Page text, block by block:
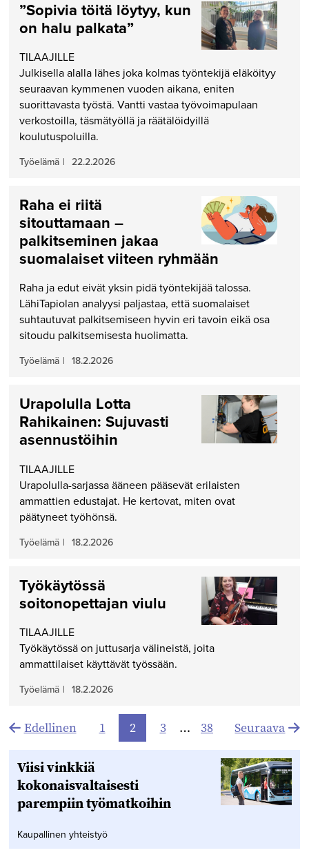
”Sopivia töitä löytyy, kun
on halu palkata”
TILAAJILLE
Julkisella alalla lähes joka kolmas työntekijä eläköityy
seuraavan kymmenen vuoden aikana, eniten
suorittavasta työstä. Vantti vastaa työvoimapulaan
verkostoilla, täsmätyöllä ja räätälöidyillä
koulutuspoluilla.
Työelämä | 22.2.2026
Raha ei riitä
sitouttamaan –
palkitseminen jakaa
suomalaiset viiteen ryhmään
Raha ja edut eivät yksin pidä työntekijää talossa.
LähiTapiolan analyysi paljastaa, että suomalaiset
suhtautuvat palkitsemiseen hyvin eri tavoin eikä osa
sitoudu palkitsemisesta huolimatta.
Työelämä | 18.2.2026
Urapolulla Lotta
Rahikainen: Sujuvasti
asennustöihin
TILAAJILLE
Urapolulla-sarjassa ääneen pääsevät erilaisten
ammattien edustajat. He kertovat, miten ovat
päätyneet työhönsä.
Työelämä | 18.2.2026
Työkäytössä
soitonopettajan viulu
TILAAJILLE
Työkäytössä on juttusarja välineistä, joita
ammattilaiset käyttävät työssään.
Työelämä | 18.2.2026
Artikkelien
sivutus
Edellinen 1 2 3 … 38 Seuraava
Viisi vinkkiä
kokonaisvaltaisesti
parempiin työmatkoihin
Kaupallinen yhteistyö